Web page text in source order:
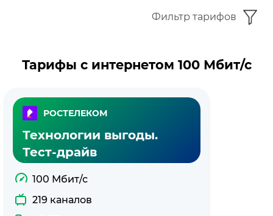
Фильтр тарифов
Тарифы с интернетом 100 Мбит/с
РОСТЕЛЕКОМ
Технологии выгоды.
Тест-драйв
100 Мбит/с
219 каналов